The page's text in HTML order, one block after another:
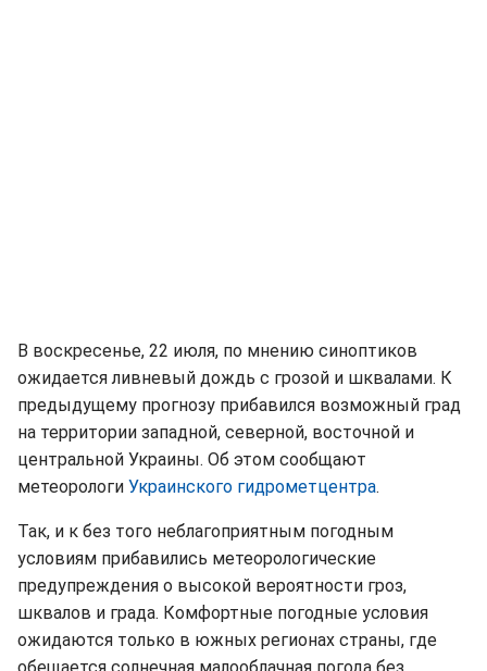
В воскресенье, 22 июля, по мнению синоптиков
ожидается ливневый дождь с грозой и шквалами. К
предыдущему прогнозу прибавился возможный град
на территории западной, северной, восточной и
центральной Украины. Об этом сообщают
метеорологи Украинского гидрометцентра.
Так, и к без того неблагоприятным погодным
условиям прибавились метеорологические
предупреждения о высокой вероятности гроз,
шквалов и града. Комфортные погодные условия
ожидаются только в южных регионах страны, где
обещается солнечная малооблачная погода без